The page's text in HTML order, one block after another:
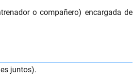
o compañero) encargada de
juntos).